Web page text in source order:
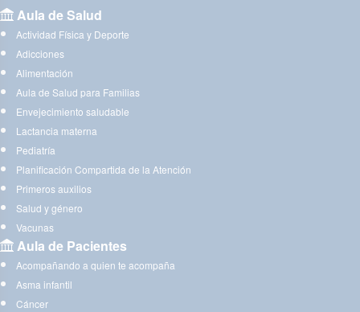
Aula de Salud
Actividad Física y Deporte
Adicciones
Alimentación
Aula de Salud para Familias
Envejecimiento saludable
Lactancia materna
Pediatría
Planificación Compartida de la Atención
Primeros auxilios
Salud y género
Vacunas
Aula de Pacientes
Acompañando a quien te acompaña
Asma infantil
Cáncer